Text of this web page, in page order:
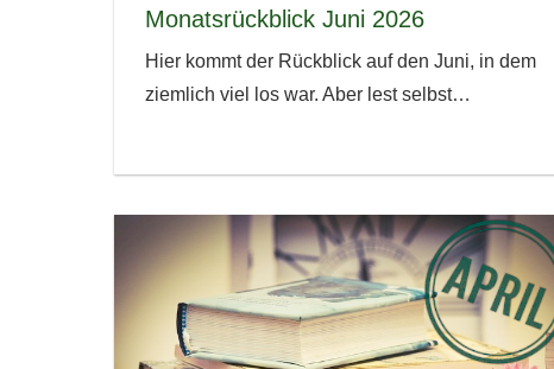
Monatsrückblick Juni 2026
Hier kommt der Rückblick auf den Juni, in dem
ziemlich viel los war. Aber lest selbst…